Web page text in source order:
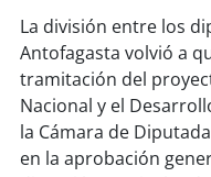
soy calama
soyantofagasta
soy copiapó
La división entre los
Antofagasta volvió a
tramitación del
Nacional y el
la Cámara de
en la aprobación